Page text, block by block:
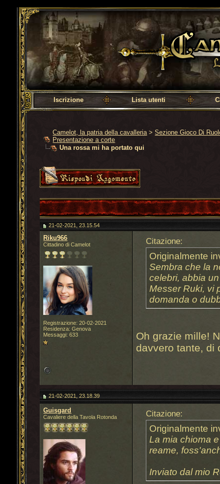
Camelot, la patria della cavalleria
Iscrizione Lista utenti
Camelot, la patria della cavalleria >Sezione Gioco Di
Presentazione a corte
Una rossa mi ha portato qui
21-02-2021, 23.15.54
Riku966
Cittadino di Camelot
Registrazione: 20-02-2021
Residenza: Genova
Messaggi: 633
Citazione:
Originalmente
Sembra che la
celebri, abbia
Messer Ruki, vi
domanda o
Oh grazie mille!
davvero tante, di
21-02-2021, 23.18.39
Guisgard
Cavaliere della Tavola Rotonda Citazione:
Originalmente
La mia chioma
reame,
Inviato dal mio